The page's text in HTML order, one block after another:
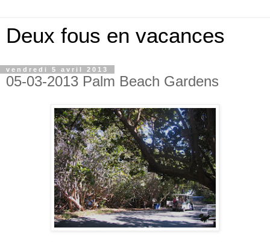
Deux fous en vacances
vendredi 5 avril 2013
05-03-2013 Palm Beach Gardens